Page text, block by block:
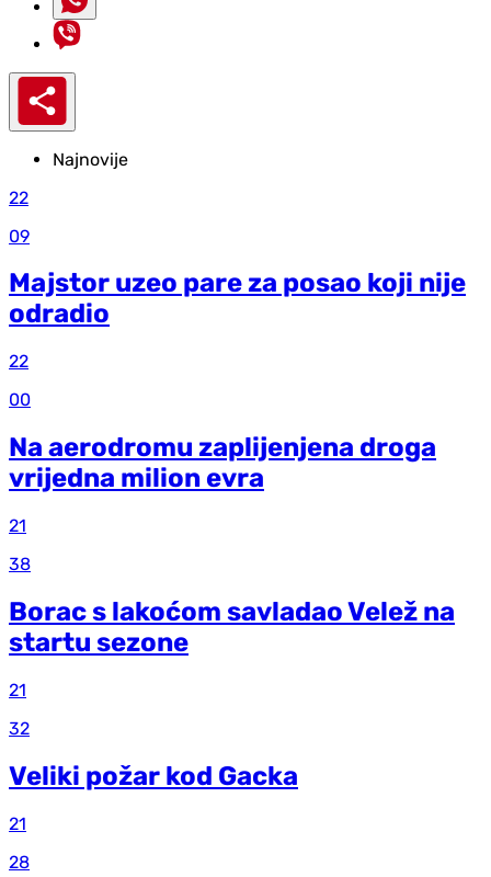
Najnovije
22
09
Majstor uzeo pare za posao koji nije
odradio
22
00
Na aerodromu zaplijenjena droga
vrijedna milion evra
21
38
Borac s lakoćom savladao Velež na
startu sezone
21
32
Veliki požar kod Gacka
21
28